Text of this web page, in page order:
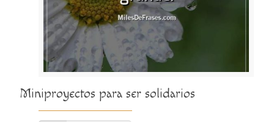
Miniproyectos para ser solidarios